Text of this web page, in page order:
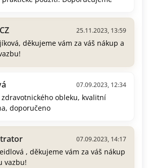
25.11.2023, 13:59
děkujeme vám za váš nákup a
07.09.2023, 12:34
zdravotnického obleku, kvalitní
doporučeno
07.09.2023, 14:17
, děkujeme vám za váš nákup
vazbu!